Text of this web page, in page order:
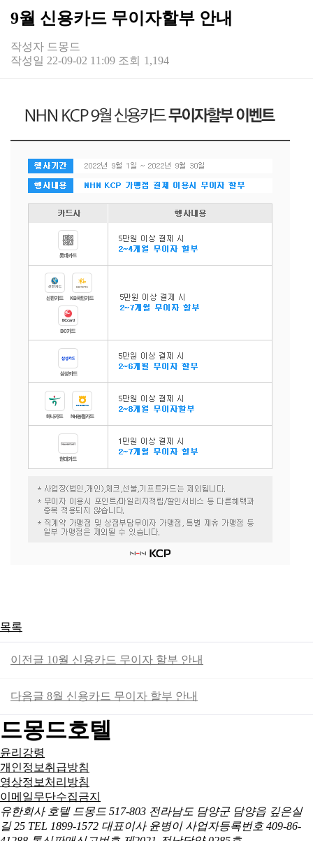
9월 신용카드 무이자할부 안내
작성자 드몽드
작성일 22-09-02 11:09 조회 1,194
목록
이전글 10월 신용카드 무이자 할부 안내
다음글 8월 신용카드 무이자 할부 안내
드몽드호텔
윤리강령
개인정보취급방침
영상정보처리방침
이메일무단수집금지
유한회사 호텔 드몽드 517-803 전라남도 담양군 담양읍 깊은실
길 25 TEL 1899-1572 대표이사 윤병이 사업자등록번호 409-86-